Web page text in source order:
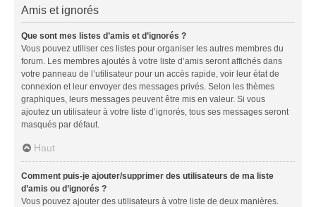
Amis et ignorés
Que sont mes listes d’amis et d’ignorés ?
Vous pouvez utiliser ces listes pour organiser les autres membres du
forum. Les membres ajoutés à votre liste d’amis seront affichés dans
votre panneau de l’utilisateur pour un accès rapide, voir leur état de
connexion et leur envoyer des messages privés. Selon les thèmes
graphiques, leurs messages peuvent être mis en valeur. Si vous
ajoutez un utilisateur à votre liste d’ignorés, tous ses messages seront
masqués par défaut.
Haut
Comment puis-je ajouter/supprimer des utilisateurs de ma liste
d’amis ou d’ignorés ?
Vous pouvez ajouter des utilisateurs à votre liste de deux manières.